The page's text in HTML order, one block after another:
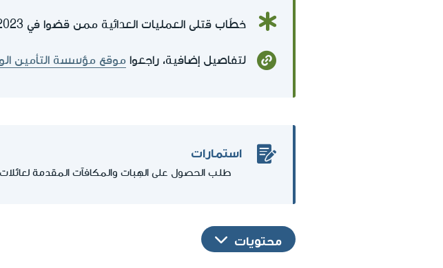
خطّاب قتلى العمليات العدائية ممن قضوا في 07.10.2023 أو بعده يستحقون معاشًا شهريا
لتفاصيل إضافية، راجعوا موقع مؤسسة التأمين
استمارات
طلب الحصول على الهِبات والمكافآت المقدمة لعائلات
محتويات